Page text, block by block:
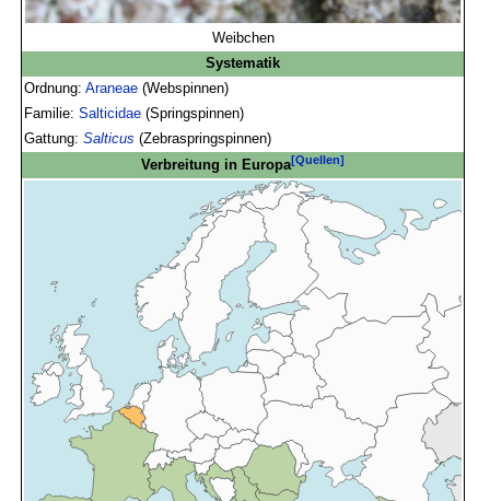
Weibchen
Systematik
Ordnung:Araneae (Webspinnen)
Familie:Salticidae (Springspinnen)
Gattung:Salticus (Zebraspringspinnen)
Verbreitung in Europa[Quellen]